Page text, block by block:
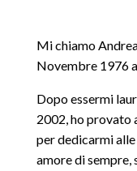
Mi chiamo
Novembre 1976
Dopo essermi
2002, ho provato
per dedicarmi
amore di sempre,